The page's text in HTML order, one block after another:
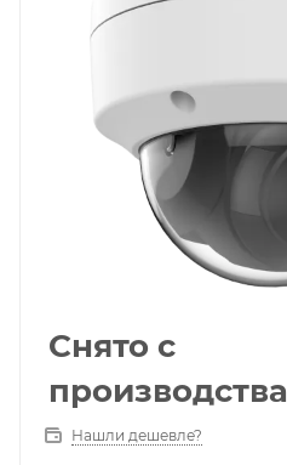
Снято с
производства
Нашли дешевле?